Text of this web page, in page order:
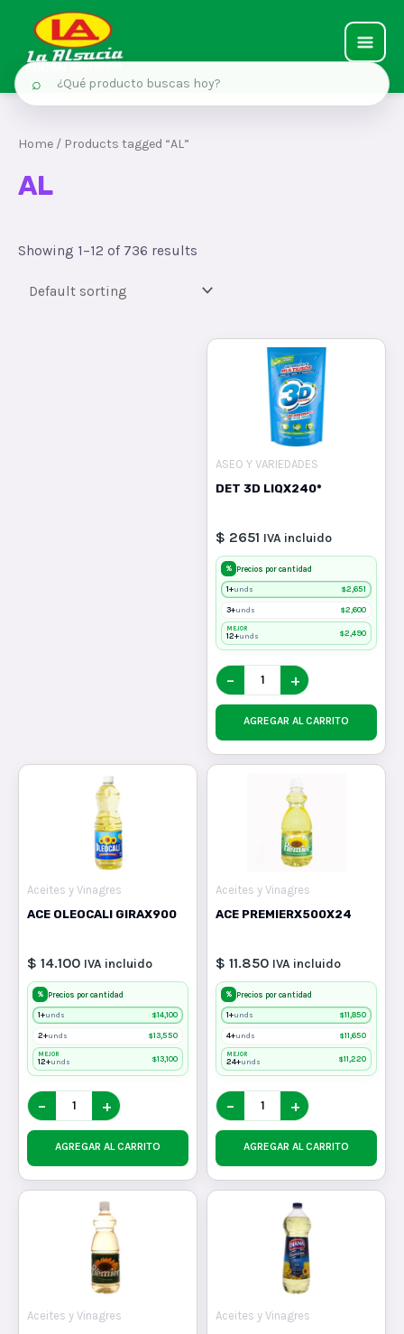
MAIN
Home / Products tagged “AL”
AL
Showing 1–12 of 736 results
ASEO Y VARIEDADES
DET 3D LIQX240*
$ 2651 IVA incluido
% Precios por cantidad
1+unds $2,651
3+unds $2,600
MEJOR
12+unds $2,490
− +
AGREGAR AL CARRITO
Aceites y Vinagres
ACE OLEOCALI GIRAX900
$ 14.100 IVA incluido
% Precios por cantidad
1+unds $14,100
2+unds $13,550
MEJOR
12+unds $13,100
− +
AGREGAR AL CARRITO
Aceites y Vinagres
ACE PREMIERX500X24
$ 11.850 IVA incluido
% Precios por cantidad
1+unds $11,850
4+unds $11,650
MEJOR
24+unds $11,220
− +
AGREGAR AL CARRITO
Aceites y Vinagres
Aceites y Vinagres
⌕